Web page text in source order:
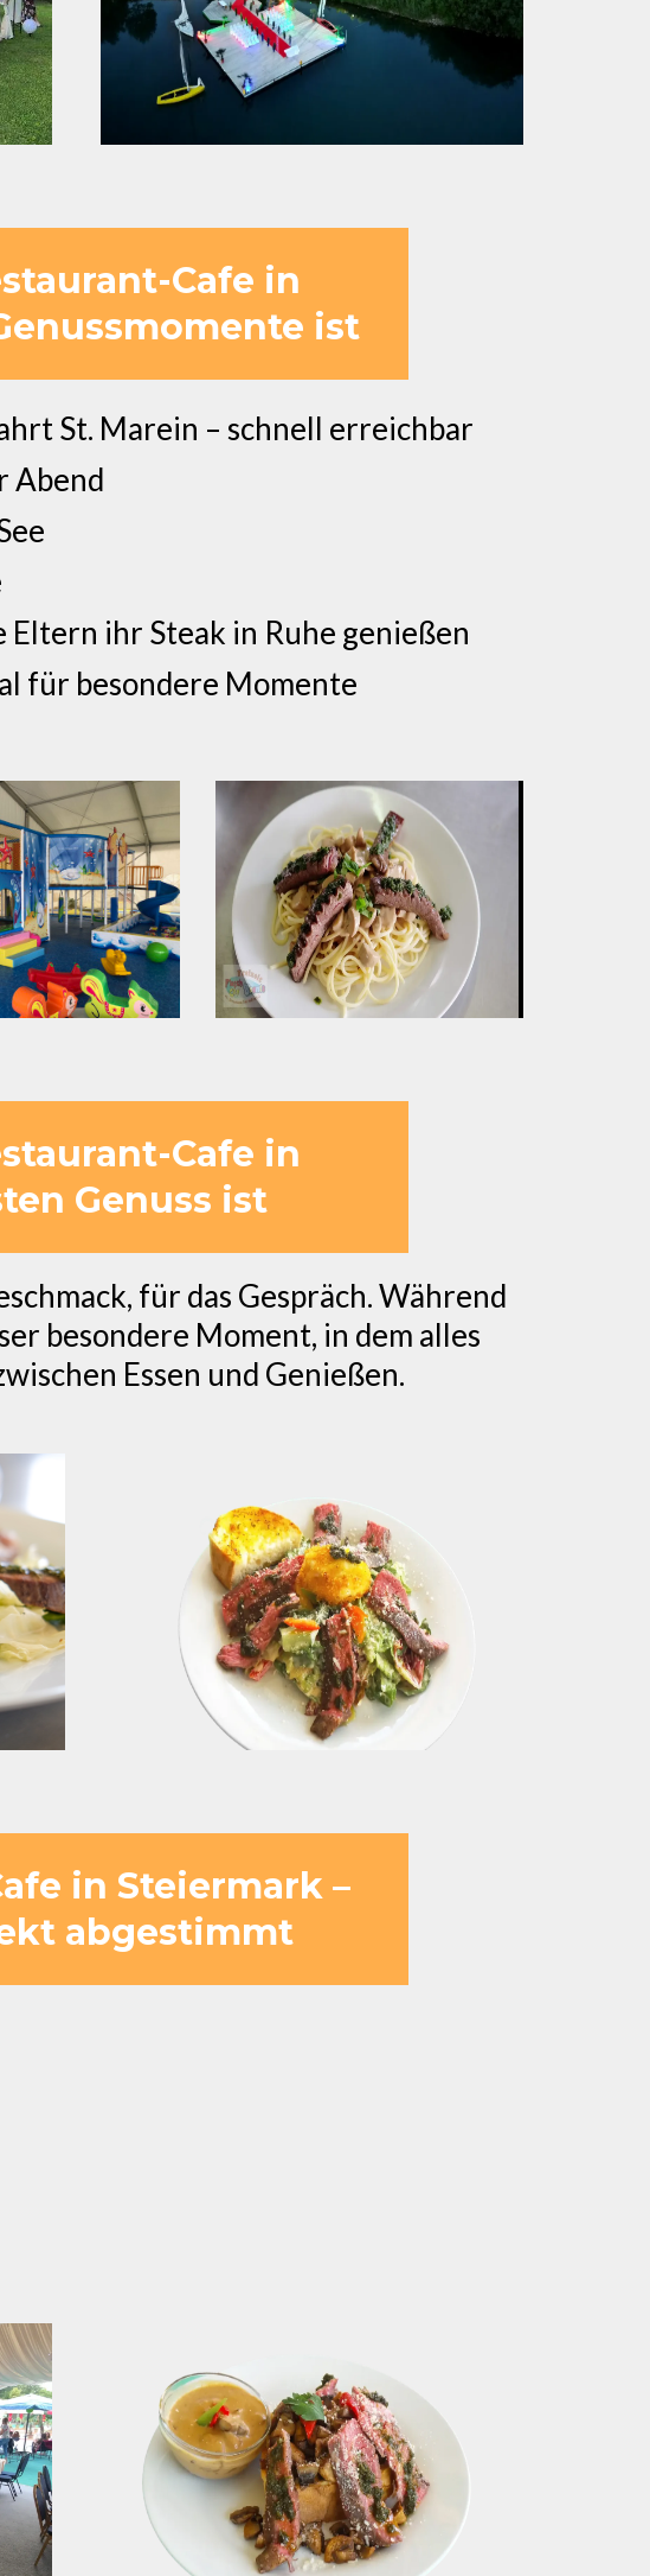
Cafe in
ist
St. Marein – schnell erreichbar
Abend
ihr Steak in Ruhe genießen
für besondere Momente
Cafe in
Genuss ist
für das Gespräch. Während
besondere Moment, in dem alles
Essen und Genießen.
in Steiermark –
abgestimmt